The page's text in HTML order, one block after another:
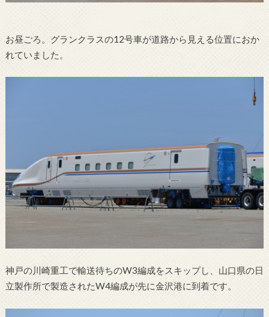
お昼ごろ。グランクラスの12号車が道路から見える位置におか
れていました。
神戸の川崎重工で輸送待ちのW3編成をスキップし、山口県の日
立製作所で製造されたW4編成が先に金沢港に到着です。